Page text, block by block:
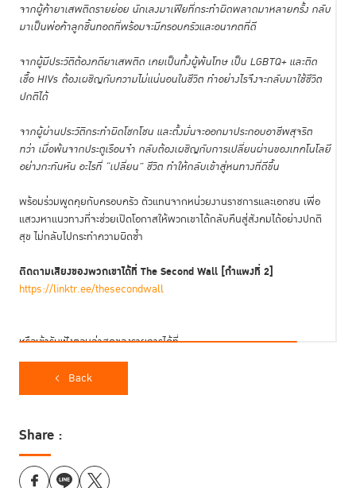
จากผู้ค้ายาเสพติดรายย่อย นักเลงมาเฟียที่กระทำผิดพลาดมาหลายครั้ง กลับ
มาเป็นพ่อค้าลูกชิ้นทอดที่พร้อมจะมีครอบครัวและอนาคตที่ดี
จากผู้มีประวัติต้องคดียาเสพติด เคยเป็นทั้งผู้พ้นโทษ เป็น LGBTQ+ และติด
เชื้อ HIVs ต้องเผชิญกับความไม่แน่นอนในชีวิต ทำอย่างไรจึงจะกลับมาใช้ชีวิต
ปกติได้
จากผู้ผ่านประวัติกระทำผิดโชกโชน และตั้งมั่นจะออกมาประกอบอาชีพสุจริต
ทว่า เมื่อพ้นจากประตูเรือนจำ กลับต้องเผชิญกับการเปลี่ยนผ่านของเทคโนโลยี
อย่างกะทันหัน อะไรที่ “เปลี่ยน” ชีวิต ทำให้กลับเข้าสู่หนทางที่ดีขึ้น
พร้อมร่วมพูดคุยกับครอบครัว ตัวแทนจากหน่วยงานราชการและเอกชน เพื่อ
แสวงหาแนวทางที่จะช่วยเปิดโอกาสให้พวกเขาได้กลับคืนสู่สังคมได้อย่างปกติ
สุข ไม่กลับไปกระทำความผิดซ้ำ
ติดตามเสียงของพวกเขาได้ที่ The Second Wall [กำแพงที่ 2]
https://linktr.ee/thesecondwall
หรือเข้ารับฟังตอนล่าสุดของรายการได้ที่
Spotify
https://open.spotify.com/episode/5P2FAWigrFwJsvX4QJp8ep?
si=jU7DiO-
Back
Share :